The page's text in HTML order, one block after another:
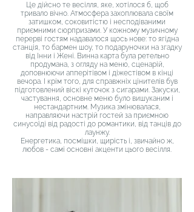
Це дійсно те весілля, яке, хотілося б, щоб
тривало вічно. Атмосфера захоплювала своїм
затишком, соковитістю і несподіваними
приємними сюрпризами. У кожному музичному
перерві гостям надавалося щось нове: то ягідна
станція, то бармен шоу, то подаруночки на згадку
від Інни і Жені. Винна карта була ретельно
продумана, з огляду на меню, сценарій,
доповнюючи апперітівом і діжестівом в кінці
вечора. І крім того, для справжніх цінителів був
підготовлений віскі куточок з сигарами. Закуски,
частування, основне меню було вишуканим і
нестандартним. Музика змінювалася,
направляючи настрій гостей за приємною
синусоїді від радості до романтики, від танців до
лаунжу.
Енергетика, посмішки, щирість і, звичайно ж,
любов - самі основні акценти цього весілля.